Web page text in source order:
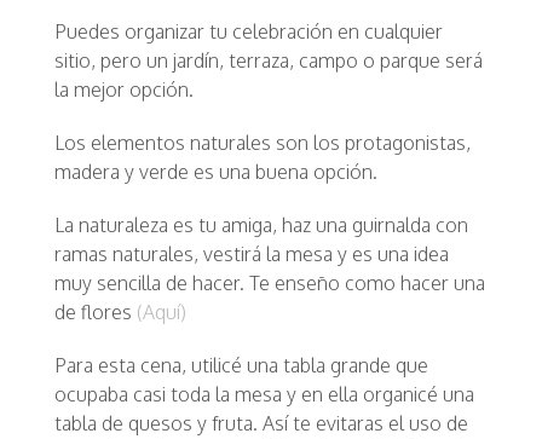
Puedes organizar tu celebración en cualquier
sitio, pero un jardín, terraza, campo o parque será
la mejor opción.
Los elementos naturales son los protagonistas,
madera y verde es una buena opción.
La naturaleza es tu amiga, haz una guirnalda con
ramas naturales, vestirá la mesa y es una idea
muy sencilla de hacer. Te enseño como hacer una
de flores (Aquí)
Para esta cena, utilicé una tabla grande que
ocupaba casi toda la mesa y en ella organicé una
tabla de quesos y fruta. Así te evitaras el uso de